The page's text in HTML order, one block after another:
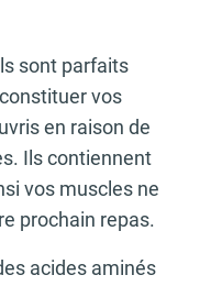
sont parfaits
vos
en raison de
Ils contiennent
vos muscles ne
prochain repas.
acides aminés